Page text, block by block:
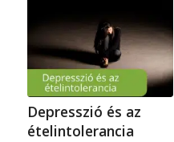
Depresszió és az
ételintolerancia